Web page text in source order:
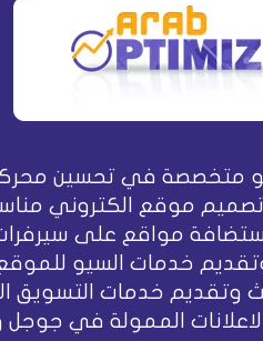
متخصصة في تحسين
موقع الكتروني
مواقع على
خدمات السيو
وتقديم خدمات التسويق
الممولة في جوجل